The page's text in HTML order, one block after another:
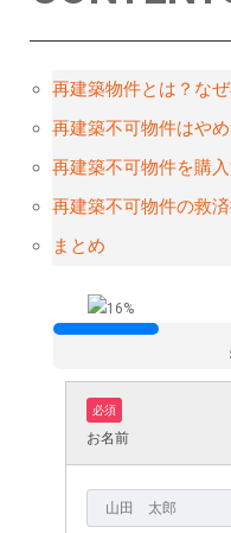
再建築物件とは？な
再建築不可物件はや
再建築不可物件を購
再建築不可物件の救
まとめ
必須
お名前